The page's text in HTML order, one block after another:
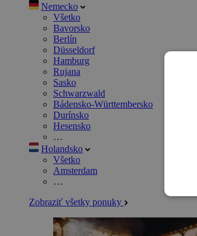
Nemecko
Všetko
Bavorsko
Berlín
Düsseldorf
Hamburg
Rujana
Sasko
Schwarzwald
Bádensko-Württembersko
Durínsko
Hesensko
…
Holandsko
Všetko
Amsterdam
…
Zobraziť všetky ponuky